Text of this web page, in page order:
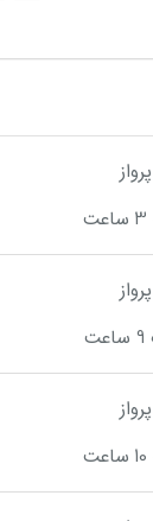
پرواز
پرواز
پرواز